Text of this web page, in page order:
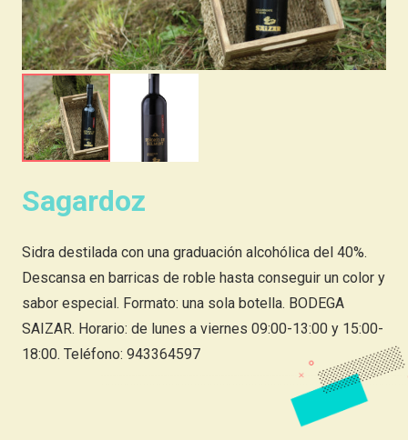
Sagardoz
Sidra destilada con una graduación alcohólica del 40%.
Descansa en barricas de roble hasta conseguir un color y
sabor especial. Formato: una sola botella. BODEGA
SAIZAR. Horario: de lunes a viernes 09:00-13:00 y 15:00-
18:00. Teléfono: 943364597